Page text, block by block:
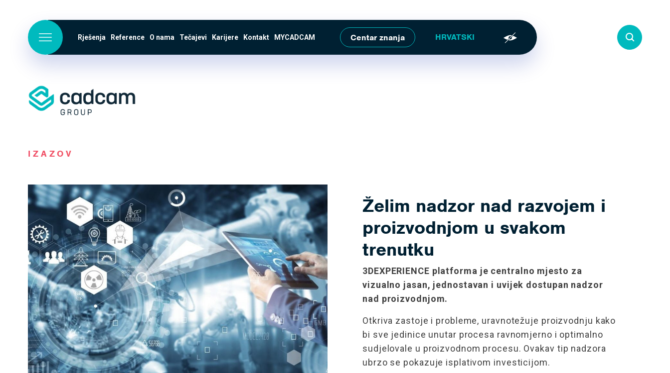
Rješenja Reference O nama Tečajevi Karijere Kontakt MYCADCAM Centar znanja
IZAZOV
Želim nadzor nad razvojem i
proizvodnjom u svakom
trenutku
3DEXPERIENCE platforma je centralno mjesto za
vizualno jasan, jednostavan i uvijek dostupan nadzor
nad proizvodnjom.
Otkriva zastoje i probleme, uravnotežuje proizvodnju kako
bi sve jedinice unutar procesa ravnomjerno i optimalno
sudjelovale u proizvodnom procesu. Ovakav tip nadzora
ubrzo se pokazuje isplativom investicijom.